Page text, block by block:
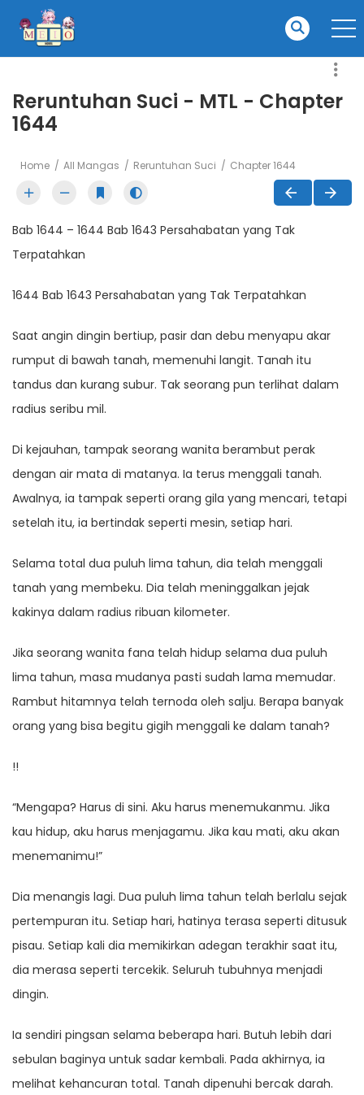
Reruntuhan Suci - MTL - Chapter
1644
Home All Mangas Reruntuhan Suci Chapter 1644
Bab 1644 – 1644 Bab 1643 Persahabatan yang Tak
Terpatahkan
1644 Bab 1643 Persahabatan yang Tak Terpatahkan
Saat angin dingin bertiup, pasir dan debu menyapu akar
rumput di bawah tanah, memenuhi langit. Tanah itu
tandus dan kurang subur. Tak seorang pun terlihat dalam
radius seribu mil.
Di kejauhan, tampak seorang wanita berambut perak
dengan air mata di matanya. Ia terus menggali tanah.
Awalnya, ia tampak seperti orang gila yang mencari, tetapi
setelah itu, ia bertindak seperti mesin, setiap hari.
Selama total dua puluh lima tahun, dia telah menggali
tanah yang membeku. Dia telah meninggalkan jejak
kakinya dalam radius ribuan kilometer.
Jika seorang wanita fana telah hidup selama dua puluh
lima tahun, masa mudanya pasti sudah lama memudar.
Rambut hitamnya telah ternoda oleh salju. Berapa banyak
orang yang bisa begitu gigih menggali ke dalam tanah?
!!
“Mengapa? Harus di sini. Aku harus menemukanmu. Jika
kau hidup, aku harus menjagamu. Jika kau mati, aku akan
menemanimu!”
Dia menangis lagi. Dua puluh lima tahun telah berlalu sejak
pertempuran itu. Setiap hari, hatinya terasa seperti ditusuk
pisau. Setiap kali dia memikirkan adegan terakhir saat itu,
dia merasa seperti tercekik. Seluruh tubuhnya menjadi
dingin.
Ia sendiri pingsan selama beberapa hari. Butuh lebih dari
sebulan baginya untuk sadar kembali. Pada akhirnya, ia
melihat kehancuran total. Tanah dipenuhi bercak darah.